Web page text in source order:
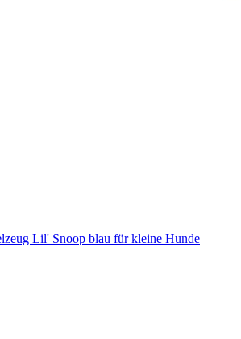
Lil' Snoop blau für kleine Hunde